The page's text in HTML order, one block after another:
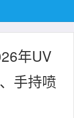
年UV
手持喷